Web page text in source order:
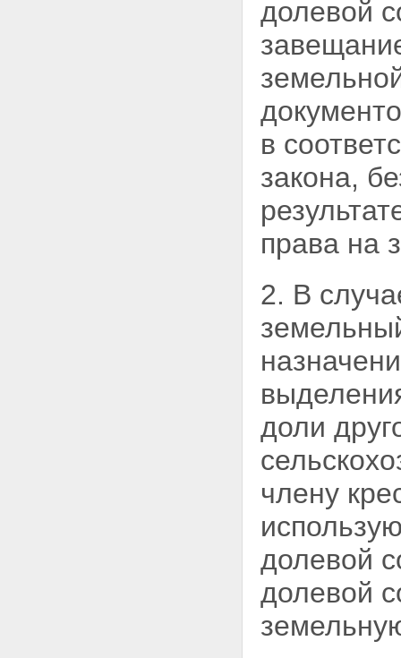
долевой
в
закона,
права на
2. В
доли
члену
долевой
долевой